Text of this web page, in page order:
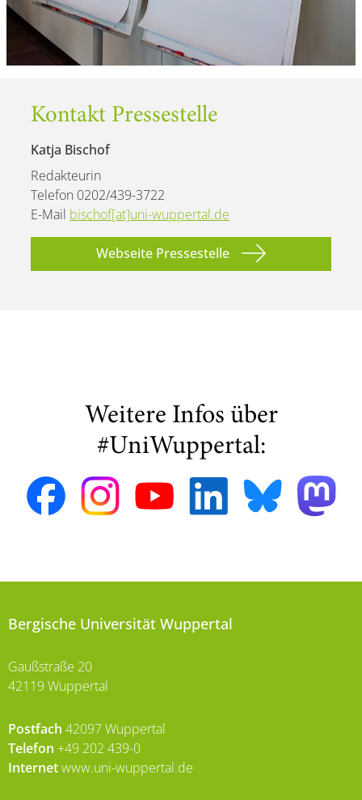
Kontakt Pressestelle
Katja Bischof
Redakteurin
Telefon 0202/439-3722
E-Mail bischof[at]uni-wuppertal.de
Webseite Pressestelle
Weitere Infos über
#UniWuppertal:
Bergische Universität Wuppertal
Gaußstraße 20
42119 Wuppertal
Postfach 42097 Wuppertal
Telefon +49 202 439-0
Internetwww.uni-wuppertal.de